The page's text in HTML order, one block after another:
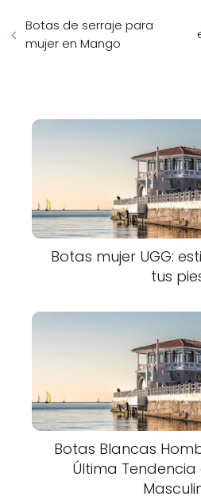
Botas de serraje para
mujer en Mango
Botas mujer UGG:
tus
Botas Blancas
Última